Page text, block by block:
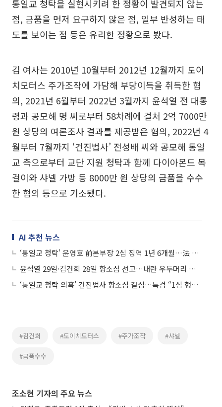
통일교 청탁을 실현시키려 한 정황이 발견되지 않는
점, 금품을 먼저 요구하지 않은 점, 일부 반성하는 태
도를 보이는 점 등은 유리한 정황으로 봤다.
김 여사는 2010년 10월부터 2012년 12월까지 도이
치모터스 주가조작에 가담해 부당이득을 취득한 혐
의, 2021년 6월부터 2022년 3월까지 윤석열 전 대통
령과 공모해 명 씨로부터 58차례에 걸쳐 2억 7000만
원 상당의 여론조사 결과를 제공받은 혐의, 2022년 4
월부터 7월까지 ‘건진법사’ 전성배 씨와 공모해 통일
교 측으로부터 교단 지원 청탁과 함께 다이아몬드 목
걸이와 샤넬 가방 등 8000만 원 상당의 금품을 수수
한 혐의 등으로 기소됐다.
AI 추천 뉴스
‘통일교 청탁’ 윤영호 前본부장 2심 징역 1년 6개월…法 “정교분리 가치 훼손”
윤석열 29일·김건희 28일 항소심 선고…내란 우두머리 재판도 시작
‘통일교 청탁 의혹’ 건진법사 항소심 결심…특검 “1심 형량 유지해야”
#김건희 #도이치모터스 #주가조작 #샤넬
#금품수수
조소현 기자의 주요 뉴스